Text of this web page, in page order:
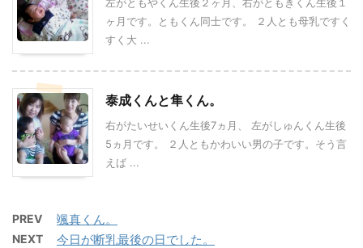
ヶ月です。ともくん同士です。 ２人とも母乳ですく
すく大 ...
泰成くんと隼くん。
右がたいせいくん生後7ヵ月、 左がしゅんくん生後
5ヵ月です。 ２人ともかわいい男の子です。そう言
えば ...
PREV 颯真くん。
NEXT 今日が断乳最後の日でした。